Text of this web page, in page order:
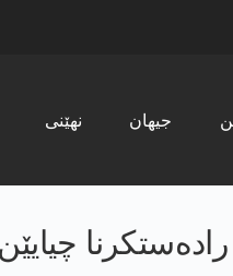
نھێنی جیھان